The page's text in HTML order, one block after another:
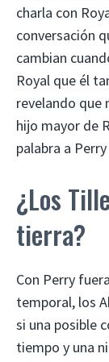
charla con
conversación
cambian
Royal que él
revelando que
hijo mayor de
palabra a
¿Los
tierra?
Con Perry
temporal, los
si una posible
tiempo y una